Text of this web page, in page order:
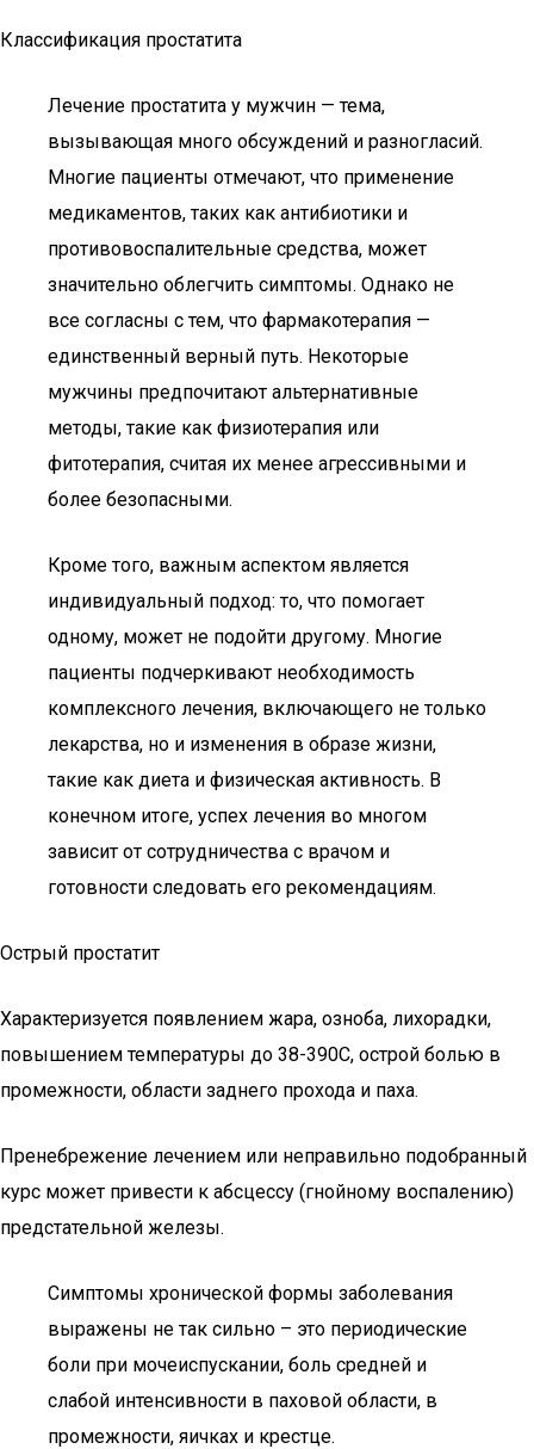
Классификация простатита
Лечение простатита у мужчин — тема,
вызывающая много обсуждений и разногласий.
Многие пациенты отмечают, что применение
медикаментов, таких как антибиотики и
противовоспалительные средства, может
значительно облегчить симптомы. Однако не
все согласны с тем, что фармакотерапия —
единственный верный путь. Некоторые
мужчины предпочитают альтернативные
методы, такие как физиотерапия или
фитотерапия, считая их менее агрессивными и
более безопасными.
Кроме того, важным аспектом является
индивидуальный подход: то, что помогает
одному, может не подойти другому. Многие
пациенты подчеркивают необходимость
комплексного лечения, включающего не только
лекарства, но и изменения в образе жизни,
такие как диета и физическая активность. В
конечном итоге, успех лечения во многом
зависит от сотрудничества с врачом и
готовности следовать его рекомендациям.
Острый простатит
Характеризуется появлением жара, озноба, лихорадки,
повышением температуры до 38-390С, острой болью в
промежности, области заднего прохода и паха.
Пренебрежение лечением или неправильно подобранный
курс может привести к абсцессу (гнойному воспалению)
предстательной железы.
Симптомы хронической формы заболевания
выражены не так сильно – это периодические
боли при мочеиспускании, боль средней и
слабой интенсивности в паховой области, в
промежности, яичках и крестце.